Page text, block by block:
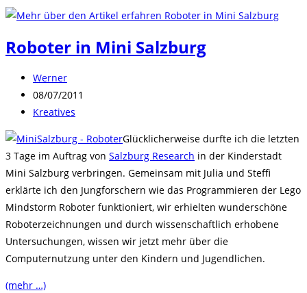
Roboter in Mini Salzburg
Beitrags-
Autor:
Werner
Beitrag
veröffentlicht:
08/07/2011
Beitrags-
Kreatives
Glücklicherweise durfte ich die letzten
3 Tage im Auftrag von Salzburg Research in der Kinderstadt
Mini Salzburg verbringen. Gemeinsam mit Julia und Steffi
erklärte ich den Jungforschern wie das Programmieren der Lego
Mindstorm Roboter funktioniert, wir erhielten wunderschöne
Roboterzeichnungen und durch wissenschaftlich erhobene
Untersuchungen, wissen wir jetzt mehr über die
Computernutzung unter den Kindern und Jugendlichen.
(mehr …)